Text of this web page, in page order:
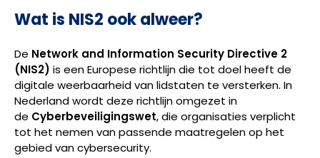
Wat is NIS2 ook alweer?
De Network and Information Security Directive 2
(NIS2) is een Europese richtlijn die tot doel heeft de
digitale weerbaarheid van lidstaten te versterken. In
Nederland wordt deze richtlijn omgezet in
de Cyberbeveiligingswet, die organisaties verplicht
tot het nemen van passende maatregelen op het
gebied van cybersecurity.